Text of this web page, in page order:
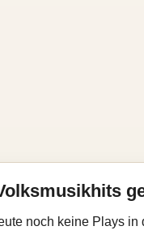
noch keine Plays in